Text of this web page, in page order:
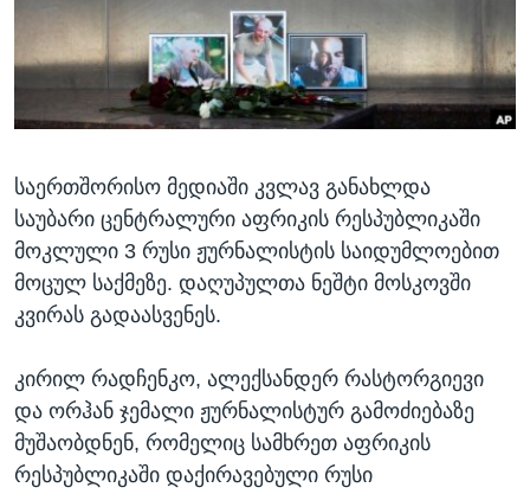
ᲡᲢᲣᲓᲘᲐ ᲕᲐᲨᲘᲜᲒᲢᲝᲜᲘ
ᲔᲙᲝᲜᲝᲛᲘᲙᲐ
ᲯᲐᲜᲛᲠᲗᲔᲚᲝᲑᲐ
ᲛᲔᲪᲜᲘᲔᲠᲔᲑᲐ
ᲙᲣᲚᲢᲣᲠᲐ
ᲒᲐᲚᲘᲚᲔᲝ
ᲓᲔᲖᲘᲜᲤᲝᲠᲛᲐᲪᲘᲐ
Learning English
ᲗᲕᲐᲚᲘ ᲒᲕᲐᲓᲔᲕᲜᲔᲗ
ენები
საერთშორისო მედიაში კვლავ განახლდა
საუბარი ცენტრალური აფრიკის რესპუბლიკაში
მოკლული 3 რუსი ჟურნალისტის საიდუმლოებით
მოცულ საქმეზე. დაღუპულთა ნეშტი მოსკოვში
კვირას გადაასვენეს.
კირილ რადჩენკო, ალექსანდერ რასტორგიევი
და ორჰან ჯემალი ჟურნალისტურ გამოძიებაზე
მუშაობდნენ, რომელიც სამხრეთ აფრიკის
რესპუბლიკაში დაქირავებული რუსი